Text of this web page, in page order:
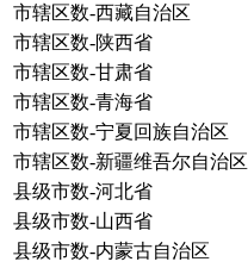
市辖区数-西藏自治区
市辖区数-陕西省
市辖区数-甘肃省
市辖区数-青海省
市辖区数-宁夏回族自治区
市辖区数-新疆维吾尔自治区
县级市数-河北省
县级市数-山西省
县级市数-内蒙古自治区